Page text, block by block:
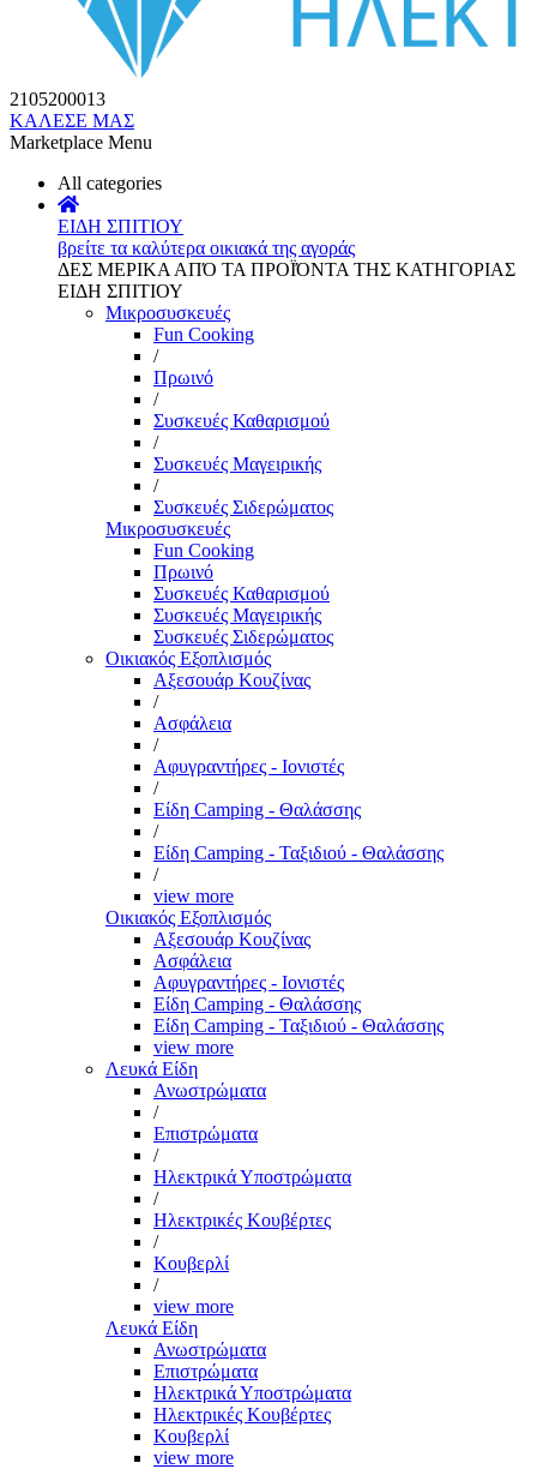
2105200013
ΚΑΛΕΣΕ ΜΑΣ
Marketplace Menu
All categories
ΕΙΔΗ ΣΠΙΤΙΟΥ
βρείτε τα καλύτερα οικιακά της αγοράς
ΔΕΣ ΜΕΡΙΚΑ ΑΠΌ ΤΑ ΠΡΟΪΌΝΤΑ ΤΗΣ ΚΑΤΗΓΟΡΙΑΣ
ΕΙΔΗ ΣΠΙΤΙΟΥ
Μικροσυσκευές
Fun Cooking
/
Πρωινό
/
Συσκευές Καθαρισμού
/
Συσκευές Μαγειρικής
/
Συσκευές Σιδερώματος
Μικροσυσκευές
Fun Cooking
Πρωινό
Συσκευές Καθαρισμού
Συσκευές Μαγειρικής
Συσκευές Σιδερώματος
Οικιακός Εξοπλισμός
Αξεσουάρ Κουζίνας
/
Ασφάλεια
/
Αφυγραντήρες - Ιονιστές
/
Είδη Camping - Θαλάσσης
/
Είδη Camping - Ταξιδιού - Θαλάσσης
/
view more
Οικιακός Εξοπλισμός
Αξεσουάρ Κουζίνας
Ασφάλεια
Αφυγραντήρες - Ιονιστές
Είδη Camping - Θαλάσσης
Είδη Camping - Ταξιδιού - Θαλάσσης
view more
Λευκά Είδη
Ανωστρώματα
/
Επιστρώματα
/
Ηλεκτρικά Υποστρώματα
/
Ηλεκτρικές Κουβέρτες
/
Κουβερλί
/
view more
Λευκά Είδη
Ανωστρώματα
Επιστρώματα
Ηλεκτρικά Υποστρώματα
Ηλεκτρικές Κουβέρτες
Κουβερλί
view more